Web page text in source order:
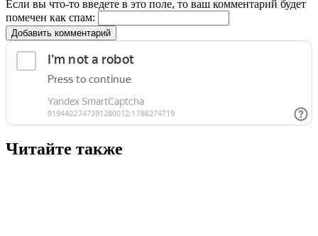
Если вы что-то введете в это поле, то ваш комментарий будет
помечен как спам:
Добавить комментарий
Читайте также